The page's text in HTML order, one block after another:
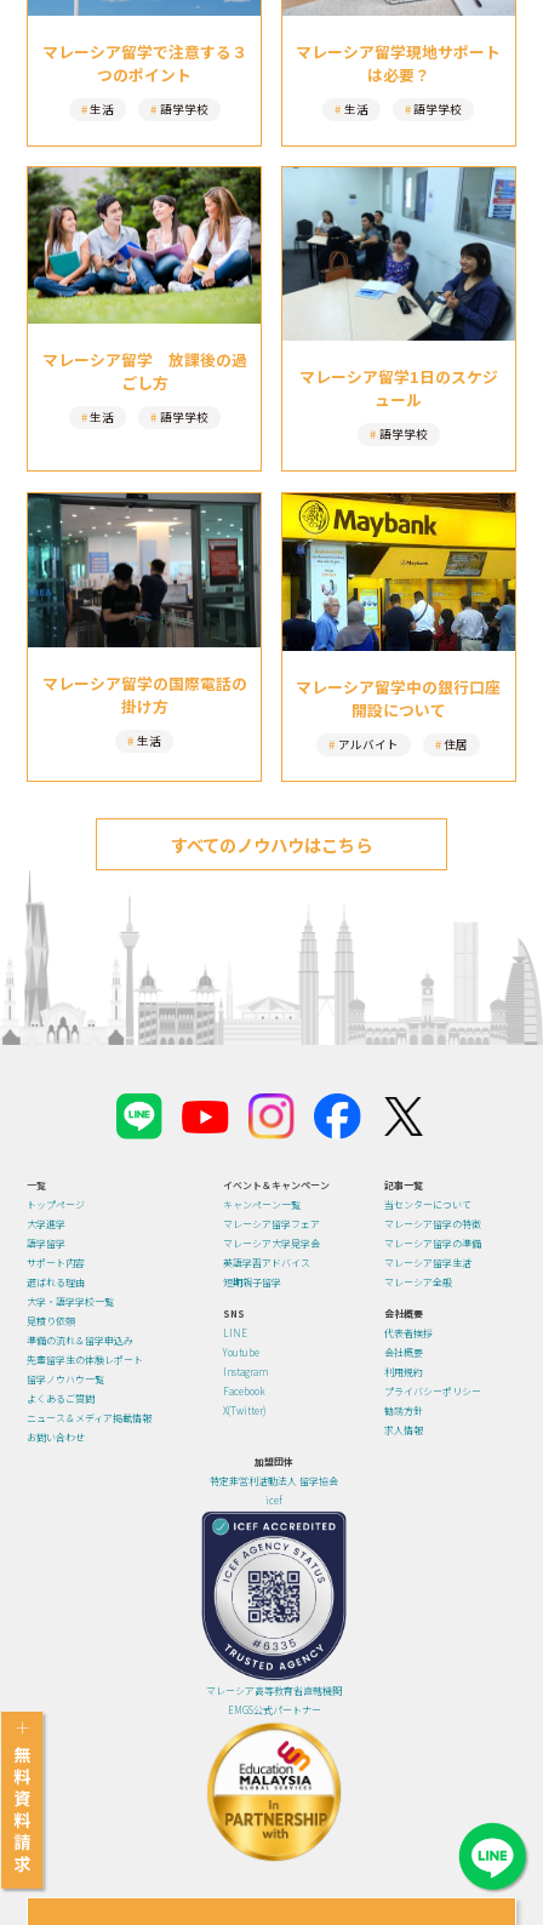
マレーシア留学で注意する３
つのポイント
生活 語学学校
マレーシア留学現地サポート
は必要？
生活 語学学校
マレーシア留学 放課後の過
ごし方
生活 語学学校
マレーシア留学1日のスケジ
ュール
語学学校
マレーシア留学の国際電話の
掛け方
生活
マレーシア留学中の銀行口座
開設について
アルバイト 住居
すべてのノウハウはこちら
一覧
トップページ
大学進学
語学留学
サポート内容
選ばれる理由
大学・語学学校一覧
見積り依頼
準備の流れ＆留学申込み
先輩留学生の体験レポート
留学ノウハウ一覧
よくあるご質問
ニュース＆メディア掲載情報
お問い合わせ
イベント＆キャンペーン
キャンペーン一覧
マレーシア留学フェア
マレーシア大学見学会
英語学習アドバイス
短期親子留学
記事一覧
当センターについて
マレーシア留学の特徴
マレーシア留学の準備
マレーシア留学生活
マレーシア全般
SNS
LINE
Youtube
Instagram
Facebook
X(Twitter)
会社概要
代表者挨拶
会社概要
利用規約
プライバシーポリシー
勧誘方針
求人情報
加盟団体
特定非営利活動法人 留学協会
icef
マレーシア高等教育省直轄機関
EMGS公式パートナー